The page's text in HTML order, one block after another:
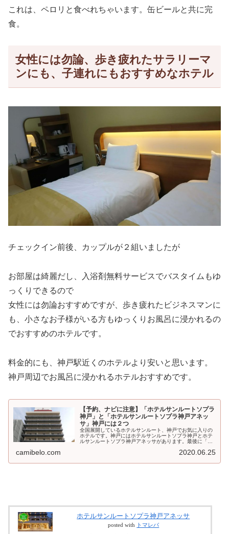
これは、ペロリと食べれちゃいます。缶ビールと共に完
食。
女性には勿論、歩き疲れたサラリーマ
ンにも、子連れにもおすすめなホテル
チェックイン前後、カップルが２組いましたが
お部屋は綺麗だし、入浴剤無料サービスでバスタイムもゆ
っくりできるので
女性には勿論おすすめですが、歩き疲れたビジネスマンに
も、小さなお子様がいる方もゆっくりお風呂に浸かれるの
でおすすめのホテルです。
料金的にも、神戸駅近くのホテルより安いと思います。
神戸周辺でお風呂に浸かれるホテルおすすめです。
【予約、ナビに注意】「ホテルサンルートソプラ
神戸」と「ホテルサンルートソプラ神戸アネッ
サ」神戸には２つ
全国展開しているホテルサンルート、神戸でお気に入りの
ホテルです。神戸にはホテルサンルートソプラ神戸とホテ
ルサンルートソプラ神戸アネッサがあります。最後に「ア
camibelo.com 2020.06.25
ホテルサンルートソプラ神戸アネッサ
posted with トマレバ